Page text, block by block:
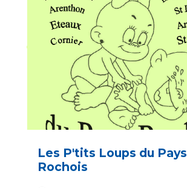
Les P'tits Loups du Pays
Rochois